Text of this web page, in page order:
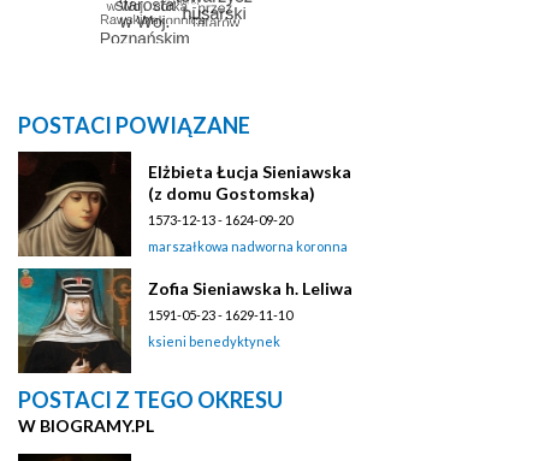
POSTACI POWIĄZANE
Elżbieta Łucja Sieniawska
(z domu Gostomska)
1573-12-13 - 1624-09-20
marszałkowa nadworna koronna
Zofia Sieniawska h. Leliwa
1591-05-23 - 1629-11-10
ksieni benedyktynek
POSTACI Z TEGO OKRESU
W BIOGRAMY.PL